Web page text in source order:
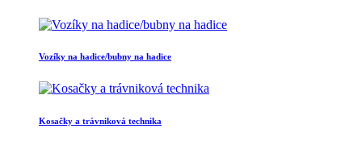
Vozíky na hadice/bubny na hadice
Kosačky a trávniková technika